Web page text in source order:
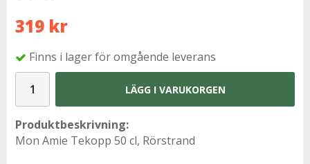
319 kr
Finns i lager för omgående leverans
LÄGG I VARUKORGEN
Produktbeskrivning:
Mon Amie Tekopp 50 cl, Rörstrand